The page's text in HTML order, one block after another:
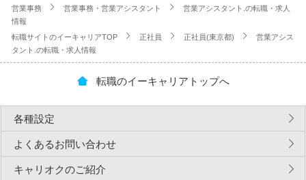
営業事務
営業事務・営業アシスタント
営業アシスタント.の転職・求人
情報
転職サイトのイーキャリアTOP
正社員 正社員(東京都)
営業アシス
タント.の転職・求人情報
転職のイーキャリアトップへ
各種設定
よくあるお問い合わせ
キャリオクのご紹介